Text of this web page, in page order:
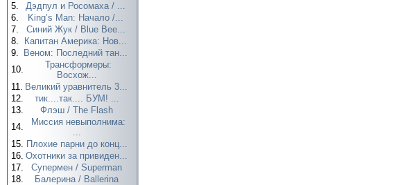
5.
Дэдпул и Росомаха / ...
6.
King’s Man: Начало /...
7.
Синий Жук / Blue Bee...
8.
Капитан Америка: Нов...
9.
Веном: Последний тан...
10.
Трансформеры:
Восхож...
11. Великий уравнитель 3...
12.
тик....так.... БУМ! ...
13.
Флэш / The Flash
14.
Миссия невыполнима:
...
15. Плохие парни до конц...
16. Охотники за привиден...
17.
Супермен / Superman
18.
Балерина / Ballerina